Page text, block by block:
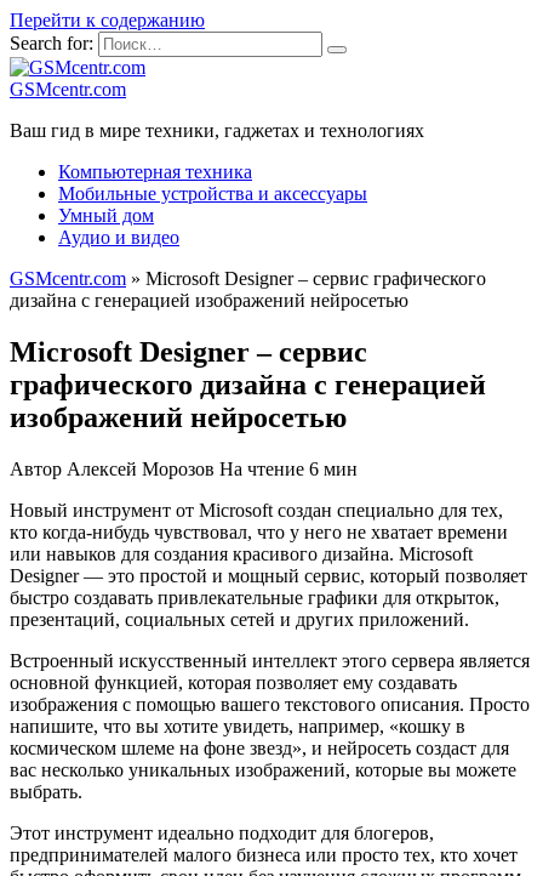
Перейти к содержанию
Search for:
GSMcentr.com
Ваш гид в мире техники, гаджетах и технологиях
Компьютерная техника
Мобильные устройства и аксессуары
Умный дом
Аудио и видео
GSMcentr.com » Microsoft Designer – сервис графического
дизайна с генерацией изображений нейросетью
Microsoft Designer – сервис
графического дизайна с генерацией
изображений нейросетью
Автор Алексей Морозов На чтение 6 мин
Новый инструмент от Microsoft создан специально для тех,
кто когда-нибудь чувствовал, что у него не хватает времени
или навыков для создания красивого дизайна. Microsoft
Designer — это простой и мощный сервис, который позволяет
быстро создавать привлекательные графики для открыток,
презентаций, социальных сетей и других приложений.
Встроенный искусственный интеллект этого сервера является
основной функцией, которая позволяет ему создавать
изображения с помощью вашего текстового описания. Просто
напишите, что вы хотите увидеть, например, «кошку в
космическом шлеме на фоне звезд», и нейросеть создаст для
вас несколько уникальных изображений, которые вы можете
выбрать.
Этот инструмент идеально подходит для блогеров,
предпринимателей малого бизнеса или просто тех, кто хочет